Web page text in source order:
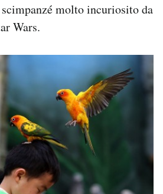
scimpanzé molto incuriosito da
Wars.